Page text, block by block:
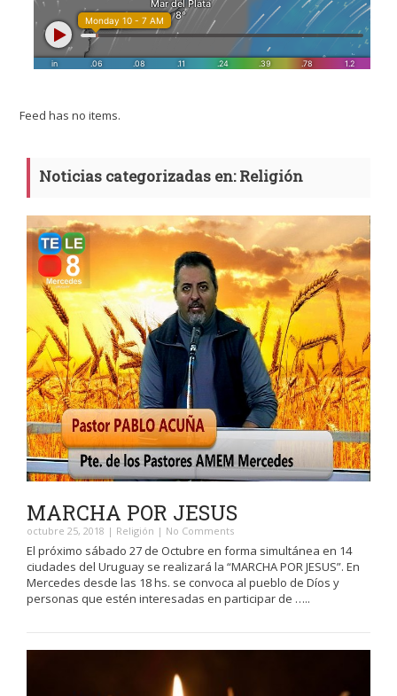
Feed has no items.
Noticias categorizadas en: Religión
MARCHA POR JESUS
octubre 25, 2018 | Religión | No Comments
El próximo sábado 27 de Octubre en forma simultánea en 14
ciudades del Uruguay se realizará la “MARCHA POR JESUS”. En
Mercedes desde las 18 hs. se convoca al pueblo de Díos y
personas que estén interesadas en participar de …..